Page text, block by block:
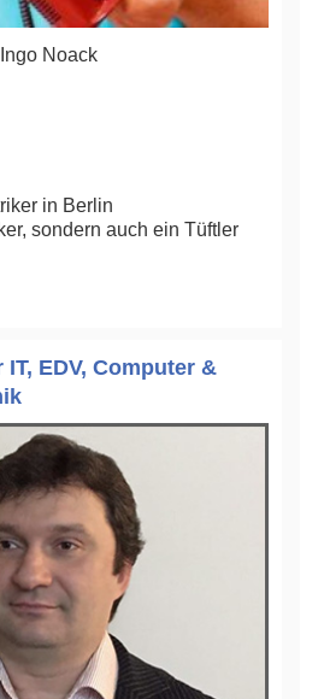
Ingo Noack
in Berlin
sondern auch ein Tüftler
EDV, Computer &